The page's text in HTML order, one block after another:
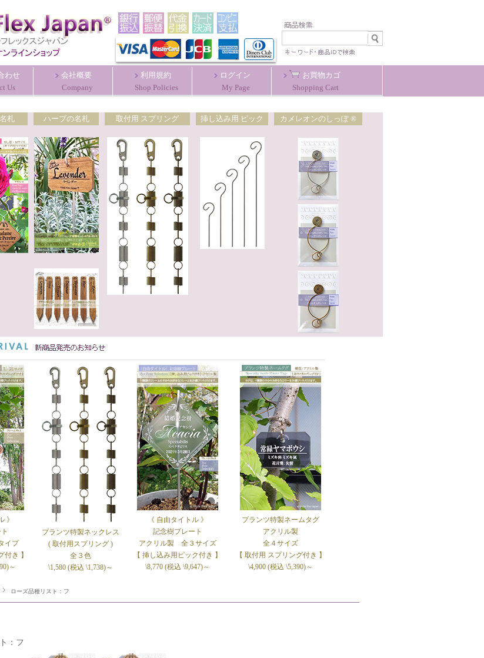
わせ
Us
会社概要
Company
利用規約
Shop Policies
ログイン
My Page
お買物カゴ
Shopping Cart
札 ハーブの名札 取付用 スプリング 挿し込み用 ピック カメレオンのしっぽ ®
》
イプ
付き 】
～
プランツ特製ネックレス
( 取付用スプリング )
全３色
\1,580 (税込 \1,738)～
《 自由タイトル 》
記念樹プレート
アクリル製 全３サイズ
【 挿し込み用ピック付き 】
\8,770 (税込 \9,647)～
プランツ特製ネームタグ
アクリル製
全４サイズ
【 取付用 スプリング付き 】
\4,900 (税込 \5,390)～
ローズ品種リスト：フ
：フ